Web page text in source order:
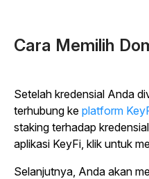
Cara Memilih
Setelah kredensial Anda
terhubung ke platform
staking terhadap
aplikasi KeyFi, klik untuk
Selanjutnya, Anda akan